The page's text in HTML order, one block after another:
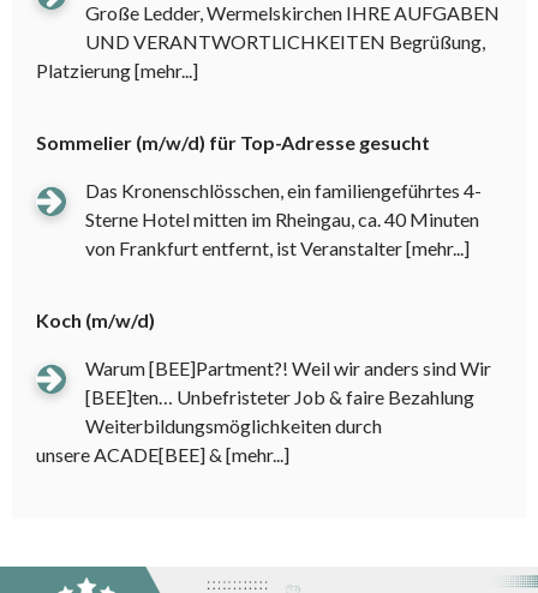
Große Ledder, Wermelskirchen IHRE AUFGABEN
UND VERANTWORTLICHKEITEN Begrüßung,
Platzierung[mehr...]
Sommelier (m/w/d) für Top-Adresse gesucht
Das Kronenschlösschen, ein familiengeführtes 4-
Sterne Hotel mitten im Rheingau, ca. 40 Minuten
von Frankfurt entfernt, ist Veranstalter[mehr...]
Koch (m/w/d)
Warum [BEE]Partment?! Weil wir anders sind Wir
[BEE]ten… Unbefristeter Job & faire Bezahlung
Weiterbildungsmöglichkeiten durch
unsere ACADE[BEE] & [mehr...]